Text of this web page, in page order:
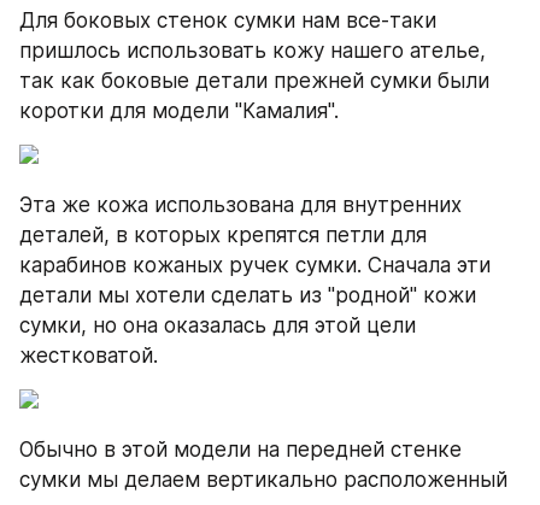
Для боковых стенок сумки нам все-таки
пришлось использовать кожу нашего ателье,
так как боковые детали прежней сумки были
коротки для модели "Камалия".
Эта же кожа использована для внутренних
деталей, в которых крепятся петли для
карабинов кожаных ручек сумки. Сначала эти
детали мы хотели сделать из "родной" кожи
сумки, но она оказалась для этой цели
жестковатой.
Обычно в этой модели на передней стенке
сумки мы делаем вертикально расположенный